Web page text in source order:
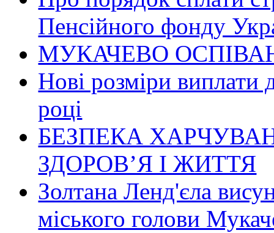
Пенсійного фонду
МУКАЧЕВО
Нові розміри виплати
році
БЕЗПЕКА
ЗДОРОВ’Я І ЖИТТЯ
Золтана Ленд'єла
міського голови